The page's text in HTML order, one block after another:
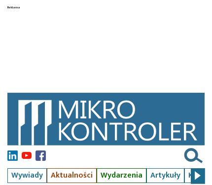
Wywiady Aktualności Wydarzenia Artykuły Kursy